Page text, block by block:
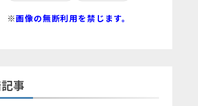
※画像の無断利用を禁じます。
事